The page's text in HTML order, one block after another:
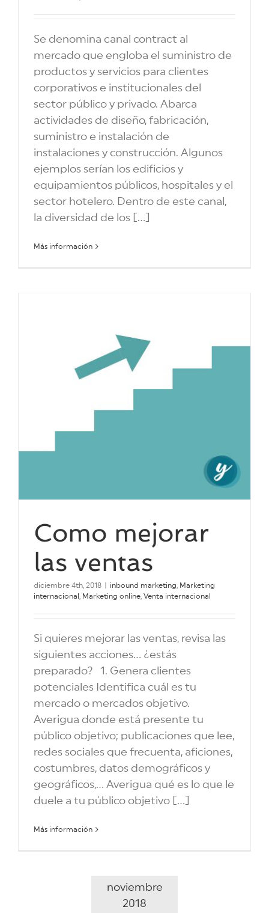
Se denomina canal contract al
mercado que engloba el suministro de
productos y servicios para clientes
corporativos e institucionales del
sector público y privado. Abarca
actividades de diseño, fabricación,
suministro e instalación de
instalaciones y construcción. Algunos
ejemplos serían los edificios y
equipamientos públicos, hospitales y el
sector hotelero. Dentro de este canal,
la diversidad de los [...]
Más información
Como mejorar
las ventas
diciembre 4th, 2018 inbound marketing
Marketing
internacional
Marketing online Venta internacional
Si quieres mejorar las ventas, revisa las
siguientes acciones... ¿estás
preparado? 1. Genera clientes
potenciales Identifica cuál es tu
mercado o mercados objetivo.
Averigua donde está presente tu
público objetivo; publicaciones que lee,
redes sociales que frecuenta, aficiones,
costumbres, datos demográficos y
geográficos,... Averigua qué es lo que le
duele a tu público objetivo [...]
Más información
noviembre
2018